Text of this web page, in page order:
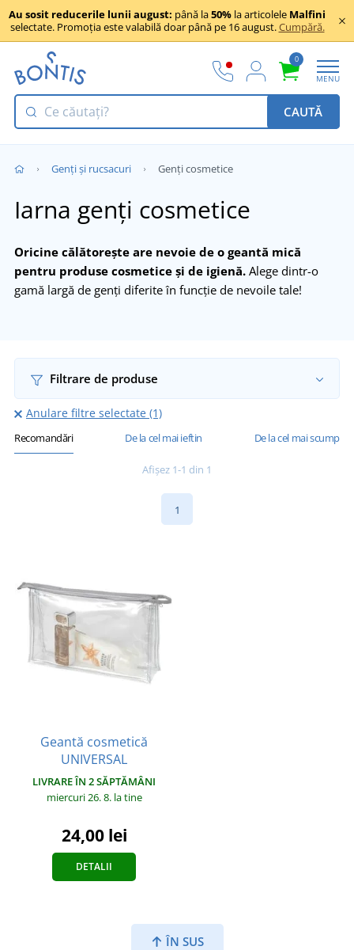
Au sosit reducerile lunii august: până la50% la articolele Malfini
selectate. Promoția este valabilă doar până pe 16 august.Cumpără.
0
MENU
CAUTĂ
Genți și rucsacuri Genți cosmetice
Iarna genți cosmetice
Oricine călătorește are nevoie de o geantă mică
pentru produse cosmetice și de igienă. Alege dintr-o
gamă largă de genți diferite în funcție de nevoile tale!
Filtrare de produse
Anulare filtre selectate (1)
Recomandări De la cel mai ieftin De la cel mai scump
Afișez 1-1 din 1
1
Geantă cosmetică
UNIVERSAL
LIVRARE ÎN 2 SĂPTĂMÂNI
miercuri 26. 8. la tine
24,00 lei
DETALII
ÎN SUS